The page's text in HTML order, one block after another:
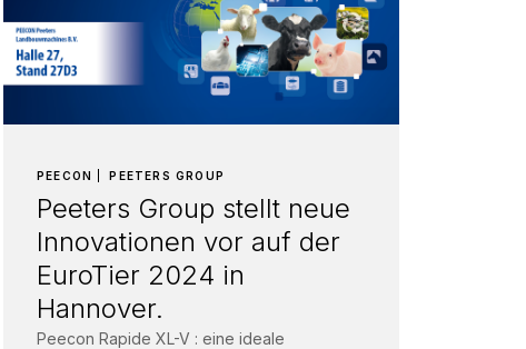
PEECON PEETERS GROUP
Peeters Group stellt neue
Innovationen vor auf der
EuroTier 2024 in
Hannover.
Peecon Rapide XL-V : eine ideale